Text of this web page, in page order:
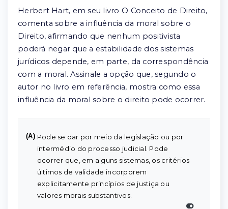
Herbert Hart, em seu livro O Conceito de Direito,
comenta sobre a influência da moral sobre o
Direito, afirmando que nenhum positivista
poderá negar que a estabilidade dos sistemas
jurídicos depende, em parte, da correspondência
com a moral. Assinale a opção que, segundo o
autor no livro em referência, mostra como essa
influência da moral sobre o direito pode ocorrer.
(A) Pode se dar por meio da legislação ou por
intermédio do processo judicial. Pode
ocorrer que, em alguns sistemas, os critérios
últimos de validade incorporem
explicitamente princípios de justiça ou
valores morais substantivos.